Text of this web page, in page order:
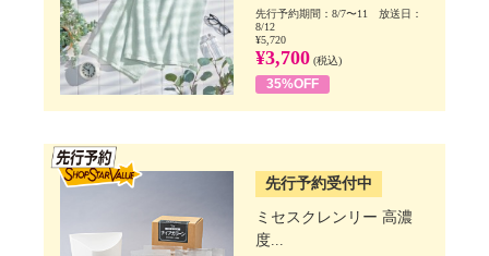
先行予約期間：8/7〜11 放送日：
8/12
¥5,720
¥3,700 (税込)
35%OFF
先行予約受付中
ミセスクレンリー 高濃
度...